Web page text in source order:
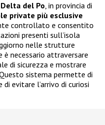
del Po, in provincia di
private più esclusive
controllato e consentito
presenti sull’isola
nelle strutture
necessario attraversare
di sicurezza e mostrare
sistema permette di
evitare l’arrivo di curiosi